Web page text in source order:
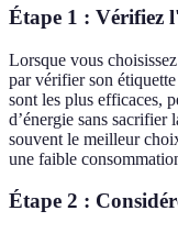
Étape 1 : Vérifiez
Lorsque vous
par vérifier son
sont les plus efficaces,
d’énergie sans sacrifier
souvent le meilleur
une faible
Étape 2 :